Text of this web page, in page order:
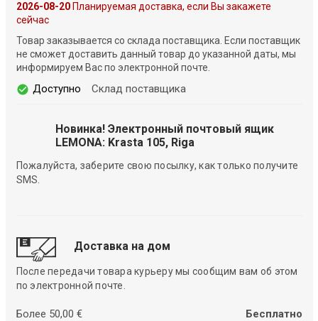
2026-08-20Планируемая доставка, если Вы закажете
сейчас
Товар заказывается со склада поставщика. Если поставщик
не сможет доставить данный товар до указанной даты, мы
информируем Вас по электронной почте.
Доступно Склад поставщика
Новинка! Электронный почтовый ящик
LEMONA: Krasta 105, Riga
Пожалуйста, заберите свою посылку, как только получите
SMS.
Доставка на дом
После передачи товара курьеру мы сообщим вам об этом
по электронной почте.
Более 50,00 € Бесплатно